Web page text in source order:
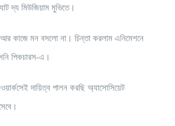
দ্য মিউজিয়াম মুভিতে।
আর কাজে মন বসলো না। চিন্তা করলাম এনিমেশনে
পিকচারস-এ।
দায়িত্ব পালন করছি অ্যাসোসিয়েট